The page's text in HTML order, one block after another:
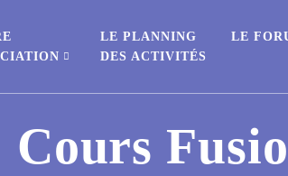
LE PLANNING
DES ACTIVITÉS
LE
Cours